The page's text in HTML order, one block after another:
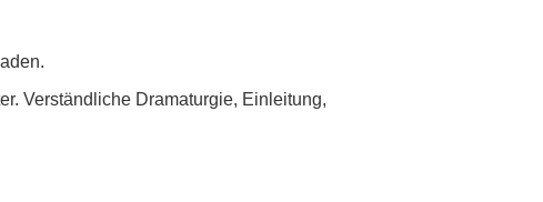
Verständliche Dramaturgie, Einleitung,